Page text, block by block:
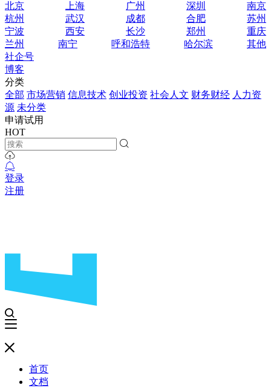
北京
上海 广州 深圳
南京
杭州
武汉 成都 合肥
苏州
宁波
西安 长沙 郑州
重庆
兰州
南宁 呼和浩特 哈尔滨
其他
社企号
博客
分类
全部 市场营销 信息技术 创业投资 社会人文 财务财经 人力资
源 未分类
申请试用
HOT
登录
注册
首页
文档